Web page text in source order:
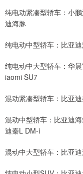
纯电动紧凑型轿车：小
迪海豚
纯电动中型轿车：比亚
纯电动中大型轿车：华
iaomi SU7
混动紧凑型轿车：比亚
混动中型轿车：比亚迪
迪秦L DM-i
混动中大型轿车：比亚